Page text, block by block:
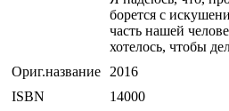
борется с
часть нашей
хотелось, чтобы
Ориг.название
2016
ISBN
14000